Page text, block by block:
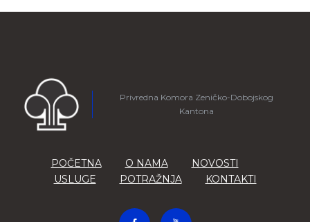
Privredna Komora Zeničko-Dobojskog
Kantona
POČETNA O NAMA
NOVOSTI
USLUGE
POTRAŽNJA KONTAKTI